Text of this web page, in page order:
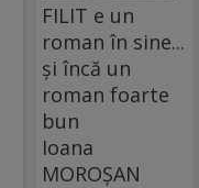
FILIT e un
roman în sine...
și încă un
roman foarte
bun
Ioana
MOROȘAN